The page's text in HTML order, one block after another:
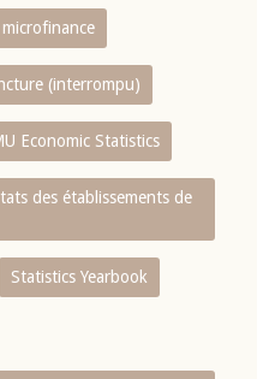
(interrompu)
Economic Statistics
des établissements de
Statistics Yearbook